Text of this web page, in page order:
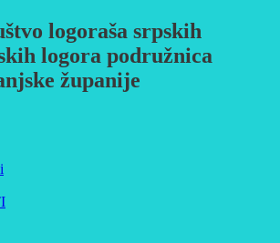
logoraša srpskih
logora podružnica
županije